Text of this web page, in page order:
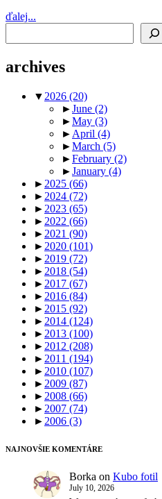
ďalej...
archives
▼ 2026 (20)
►June (2)
►May (3)
► April (4)
►March (5)
►February (2)
►January (4)
► 2025 (66)
► 2024 (72)
► 2023 (65)
► 2022 (66)
► 2021 (90)
► 2020 (101)
► 2019 (72)
► 2018 (54)
► 2017 (67)
► 2016 (84)
► 2015 (92)
► 2014 (124)
► 2013 (100)
► 2012 (208)
► 2011 (194)
► 2010 (107)
► 2009 (87)
► 2008 (66)
► 2007 (74)
► 2006 (3)
NAJNOVŠIE KOMENTÁRE
Borka on Kubo fotil
July 10, 2026